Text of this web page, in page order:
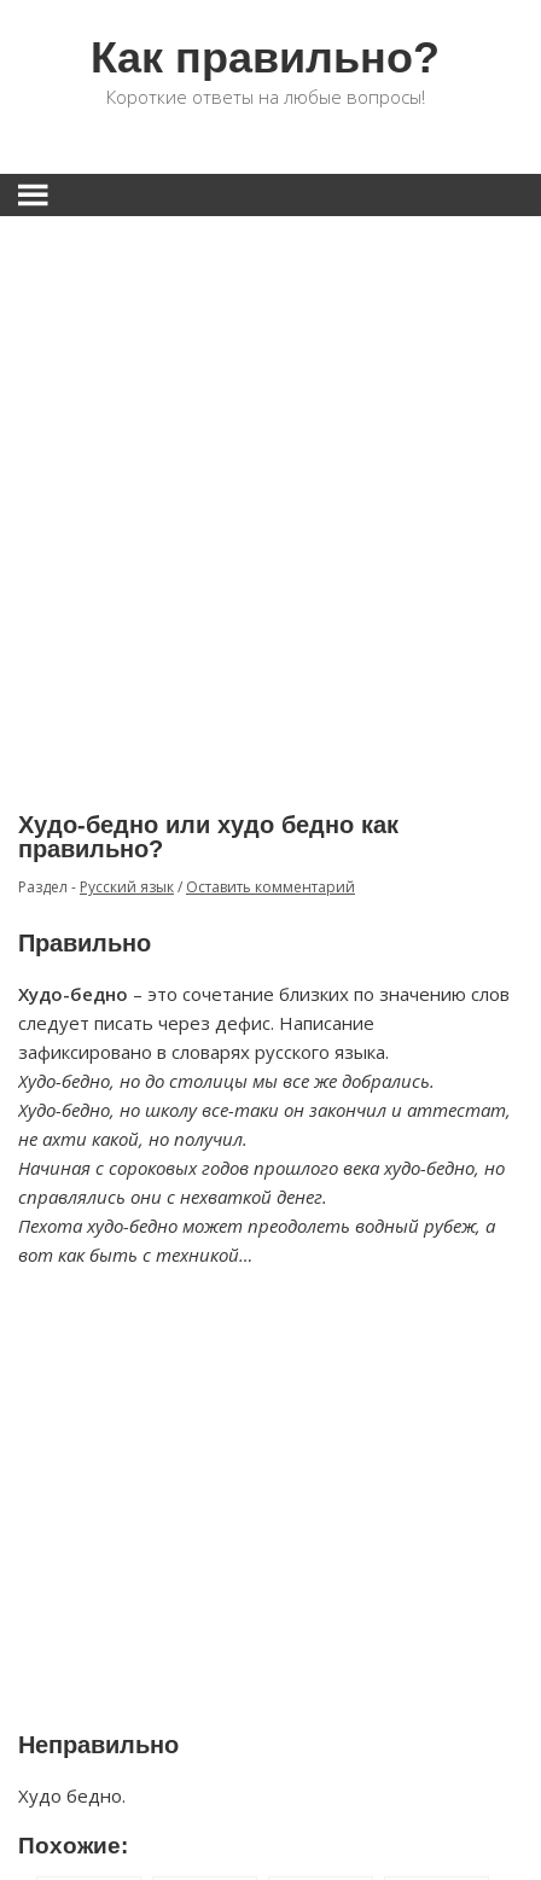
Как правильно?
Короткие ответы на любые вопросы!
Худо-бедно или худо бедно как
правильно?
Раздел - Русский язык/ Оставить комментарий
Правильно
Худо-бедно – это сочетание близких по значению слов
следует писать через дефис. Написание
зафиксировано в словарях русского языка.
Худо-бедно, но до столицы мы все же добрались.
Худо-бедно, но школу все-таки он закончил и аттестат,
не ахти какой, но получил.
Начиная с сороковых годов прошлого века худо-бедно, но
справлялись они с нехваткой денег.
Пехота худо-бедно может преодолеть водный рубеж, а
вот как быть с техникой…
Неправильно
Худо бедно.
Похожие: